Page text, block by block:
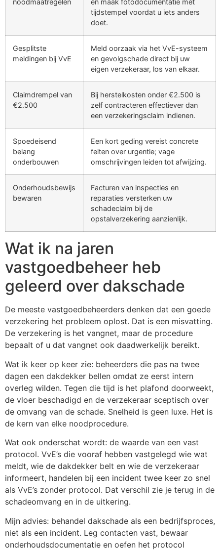
noodmaatregelen
en maak fotodocumentatie met
tijdstempel voordat u iets anders
doet.
Gesplitste
meldingen bij VvE
Meld oorzaak via het VvE-systeem
en gevolgschade direct bij uw
eigen verzekeraar, los van elkaar.
Claimdrempel van
€2.500
Bij herstelkosten onder €2.500 is
zelf contracteren effectiever dan
een verzekeringsclaim indienen.
Spoedeisend
belang
onderbouwen
Een kort geding vereist concrete
feiten over urgentie; vage
omschrijvingen leiden tot afwijzing.
Onderhoudsbewijs
bewaren
Facturen van inspecties en
reparaties versterken uw
schadeclaim bij de
opstalverzekering aanzienlijk.
Wat ik na jaren
vastgoedbeheer heb
geleerd over dakschade
De meeste vastgoedbeheerders denken dat een goede
verzekering het probleem oplost. Dat is een misvatting.
De verzekering is het vangnet, maar de procedure
bepaalt of u dat vangnet ook daadwerkelijk bereikt.
Wat ik keer op keer zie: beheerders die pas na twee
dagen een dakdekker bellen omdat ze eerst intern
overleg wilden. Tegen die tijd is het plafond doorweekt,
de vloer beschadigd en de verzekeraar sceptisch over
de omvang van de schade. Snelheid is geen luxe. Het is
de kern van elke noodprocedure.
Wat ook onderschat wordt: de waarde van een vast
protocol. VvE’s die vooraf hebben vastgelegd wie wat
meldt, wie de dakdekker belt en wie de verzekeraar
informeert, handelen bij een incident twee keer zo snel
als VvE’s zonder protocol. Dat verschil zie je terug in de
schadeomvang en in de uitkering.
Mijn advies: behandel dakschade als een bedrijfsproces,
niet als een incident. Leg contacten vast, bewaar
onderhoudsdocumentatie en oefen het protocol